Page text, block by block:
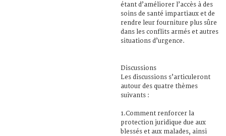
étant d’améliorer l’accès à des
soins de santé impartiaux et de
rendre leur fourniture plus sûre
dans les conflits armés et autres
situations d’urgence.
Discussions
Les discussions s’articuleront
autour des quatre thèmes
suivants :
1.Comment renforcer la
protection juridique due aux
blessés et aux malades, ainsi